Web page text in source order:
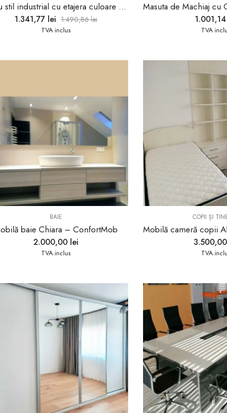
Birou stil industrial cu etajera culoare Nuc
1.341,77 lei 1.490,86lei
TVA inclus
1.001,14
TVA
BAIE
baie Chiara – ConfortMob
2.000,00 lei
TVA inclus
COPII ȘI
3.500,00
TVA